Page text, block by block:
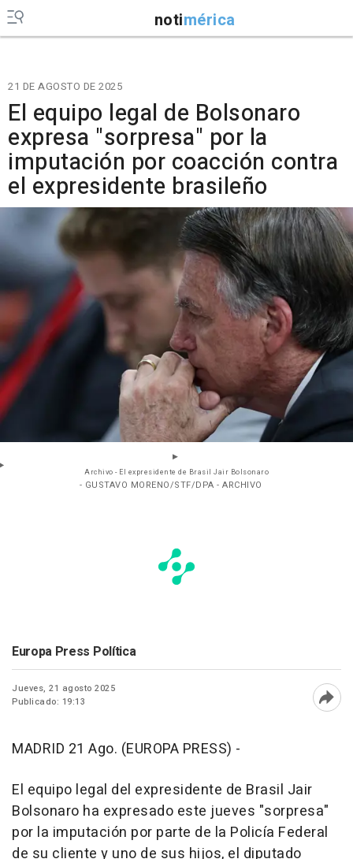
notimérica
21 DE AGOSTO DE 2025
El equipo legal de Bolsonaro
expresa "sorpresa" por la
imputación por coacción contra
el expresidente brasileño
Archivo - El expresidente de Brasil Jair Bolsonaro
- GUSTAVO MORENO/STF/DPA - ARCHIVO
Europa Press Política
Jueves, 21 agosto 2025
Publicado: 19:13
MADRID 21 Ago. (EUROPA PRESS) -
El equipo legal del expresidente de Brasil Jair
Bolsonaro ha expresado este jueves "sorpresa"
por la imputación por parte de la Policía Federal
de su cliente y uno de sus hijos, el diputado